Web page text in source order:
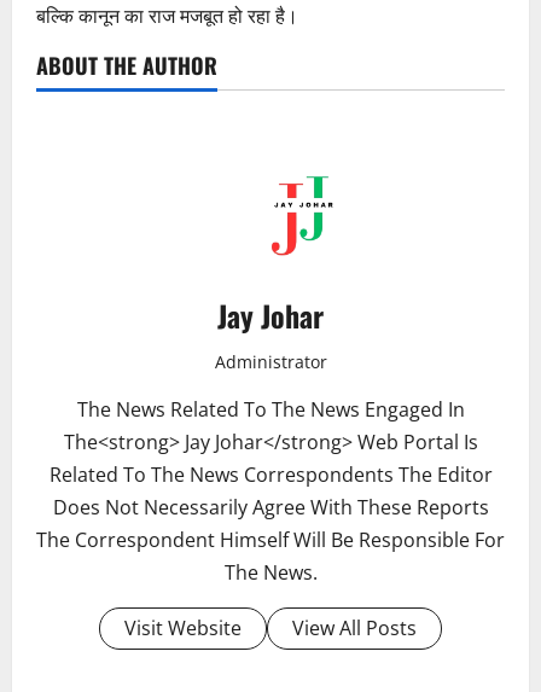
बल्कि कानून का राज मजबूत हो रहा है।
ABOUT THE AUTHOR
Jay Johar
Administrator
The News Related To The News Engaged In
The<strong> Jay Johar</strong> Web Portal Is
Related To The News Correspondents The Editor
Does Not Necessarily Agree With These Reports
The Correspondent Himself Will Be Responsible For
The News.
Visit Website View All Posts